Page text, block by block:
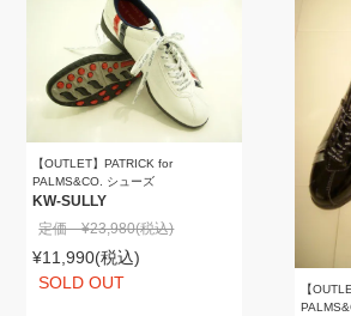
【OUTLET】PATRICK for
PALMS&CO. シューズ
KW-SULLY
定価 ¥23,980(税込)
¥11,990(税込)
SOLD OUT
【